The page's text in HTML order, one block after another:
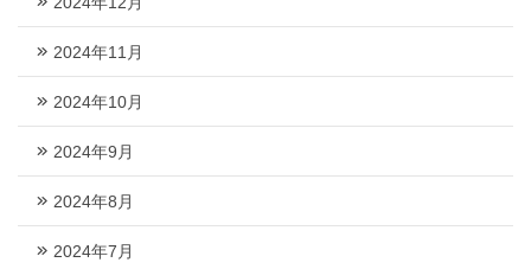
2024年11月
2024年10月
2024年9月
2024年8月
2024年7月